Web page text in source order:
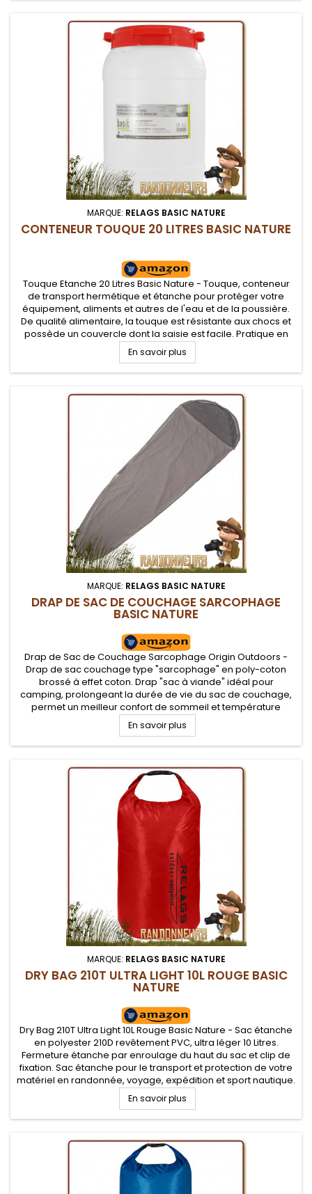
MARQUE: RELAGS BASIC NATURE
CONTENEUR TOUQUE 20 LITRES BASIC NATURE
Touque Etanche 20 Litres Basic Nature - Touque, conteneur
de transport hermétique et étanche pour protéger votre
équipement, aliments et autres de l'eau et de la poussière.
De qualité alimentaire, la touque est résistante aux chocs et
possède un couvercle dont la saisie est facile. Pratique en
excursions en canoé ou kayak, loisirs marines et voyages
4x4 à...
En savoir plus
MARQUE: RELAGS BASIC NATURE
DRAP DE SAC DE COUCHAGE SARCOPHAGE
BASIC NATURE
Drap de Sac de Couchage Sarcophage Origin Outdoors -
Drap de sac couchage type "sarcophage" en poly-coton
brossé à effet coton. Drap "sac à viande" idéal pour
camping, prolongeant la durée de vie du sac de couchage,
permet un meilleur confort de sommeil et température
confort . Facilement lavable et sèche rapidement
En savoir plus
MARQUE: RELAGS BASIC NATURE
DRY BAG 210T ULTRA LIGHT 10L ROUGE BASIC
NATURE
Dry Bag 210T Ultra Light 10L Rouge Basic Nature - Sac étanche
en polyester 210D revêtement PVC, ultra léger 10 Litres.
Fermeture étanche par enroulage du haut du sac et clip de
fixation. Sac étanche pour le transport et protection de votre
matériel en randonnée, voyage, expédition et sport nautique.
Toile ripstop difficilement déchirable.
En savoir plus